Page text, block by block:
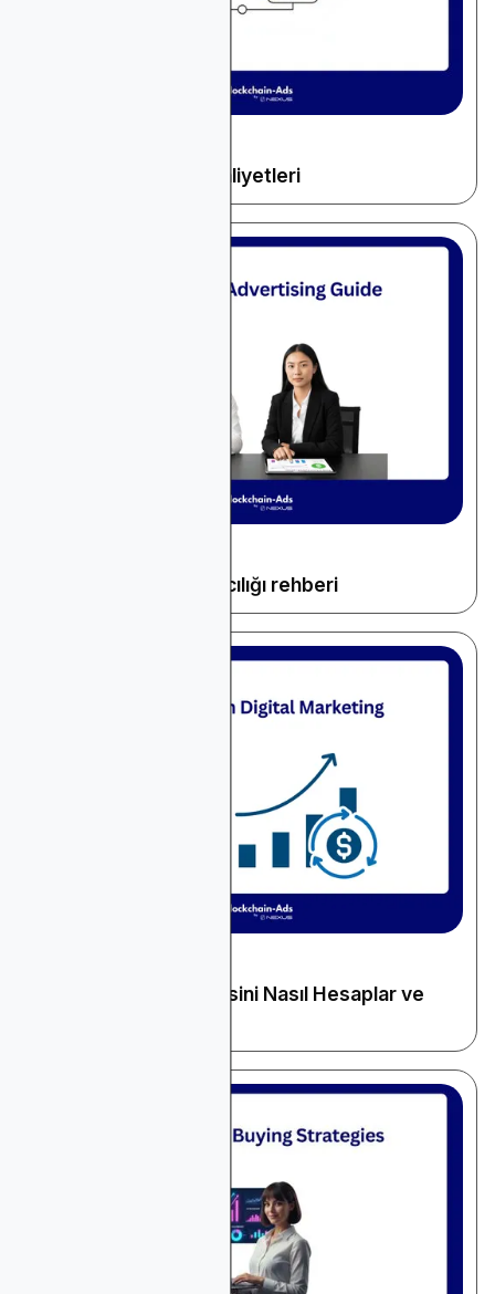
Medya Satın Alma Maliyetleri
Ücretli arama reklamcılığı rehberi
Dijital Pazarlama ROI'sini Nasıl Hesaplar ve